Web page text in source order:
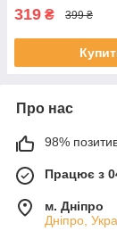
319 ₴ 399 ₴
Про нас
98%
Працює з
м. Дніпро
Дніпро,